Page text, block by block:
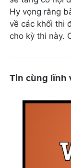
Hy vọng rằng
về các khối thi
cho kỳ thi này.
Tin cùng lĩnh